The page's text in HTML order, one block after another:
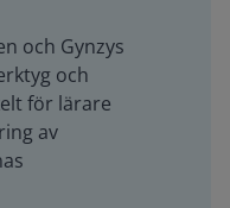
och Gynzys
och
för lärare
av